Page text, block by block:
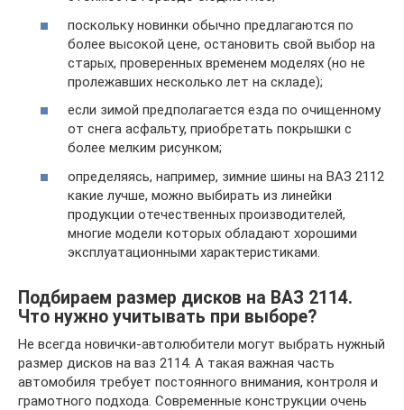
поскольку новинки обычно предлагаются по
более высокой цене, остановить свой выбор на
старых, проверенных временем моделях (но не
пролежавших несколько лет на складе);
если зимой предполагается езда по очищенному
от снега асфальту, приобретать покрышки с
более мелким рисунком;
определяясь, например, зимние шины на ВАЗ 2112
какие лучше, можно выбирать из линейки
продукции отечественных производителей,
многие модели которых обладают хорошими
эксплуатационными характеристиками.
Подбираем размер дисков на ВАЗ 2114.
Что нужно учитывать при выборе?
Не всегда новички-автолюбители могут выбрать нужный
размер дисков на ваз 2114. А такая важная часть
автомобиля требует постоянного внимания, контроля и
грамотного подхода. Современные конструкции очень